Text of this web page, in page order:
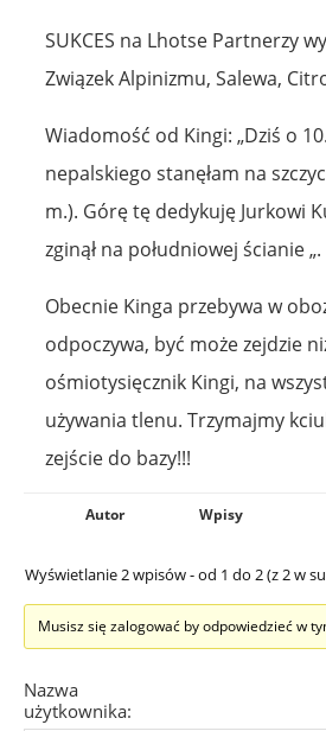
SUKCES na Lhotse Partnerzy
Związek Alpinizmu, Salewa,
Wiadomość od Kingi: „Dziś o
nepalskiego stanęłam na
m.). Górę tę dedykuję Jurkowi
zginął na południowej ścianie „.
Obecnie Kinga przebywa w
odpoczywa, być może zejdzie
ośmiotysięcznik Kingi, na
używania tlenu. Trzymajmy
zejście do bazy!!!
Autor Wpisy
Wyświetlanie 2 wpisów - od 1 do 2 (z 2 w
Musisz się zalogować by odpowiedzieć w
Nazwa
użytkownika: